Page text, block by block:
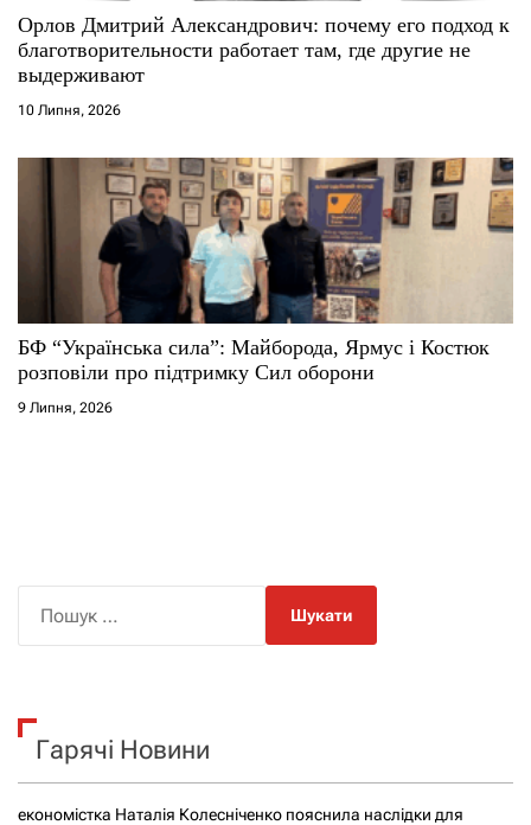
Орлов Дмитрий Александрович: почему его подход к
благотворительности работает там, где другие не
выдерживают
10 Липня, 2026
БФ “Українська сила”: Майборода, Ярмус і Костюк
розповіли про підтримку Сил оборони
9 Липня, 2026
к
Гарячі Новини
економістка Наталія Колесніченко пояснила наслідки для